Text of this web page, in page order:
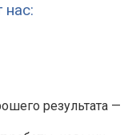
результата —